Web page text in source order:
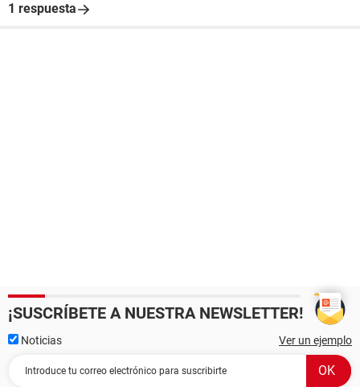
1 respuesta
¡SUSCRÍBETE A NUESTRA NEWSLETTER!
Noticias Ver un ejemplo